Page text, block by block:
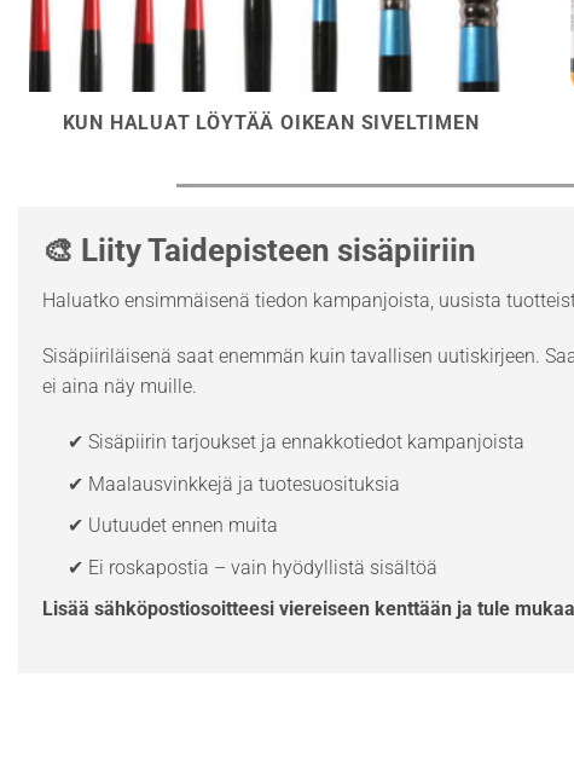
KUN HALUAT LÖYTÄÄ OIKEAN SIVELTIMEN
🎨 Liity Taidepisteen sisäpiiriin
Haluatko ensimmäisenä tiedon kampanjoista, uusista
Sisäpiiriläisenä saat enemmän kuin tavallisen uutiskirjeen.
ei aina näy muille.
✔ Sisäpiirin tarjoukset ja ennakkotiedot kampanjoista
✔ Maalausvinkkejä ja tuotesuosituksia
✔ Uutuudet ennen muita
✔ Ei roskapostia – vain hyödyllistä sisältöä
Lisää sähköpostiosoitteesi viereiseen kenttään ja tule